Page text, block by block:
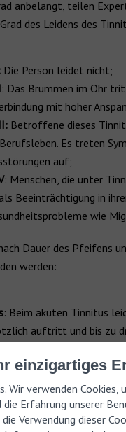
anbelangt, teilen
des Leidens des
Die Person leidet nicht;
: Das Brummen im Ohr
mit hoher
Betroffene dieses
Es treten
auf;
: Menschen, die unter
Beeinträchtigung in
wie
Dauer des Pfeifens
werden:
: Beim akuten Tinnitus
auftritt und bis zu
anhält.
: In diesem Fall hält
einzigartiges
Wir verwenden
Erfahrung unserer
Verwendung dieser